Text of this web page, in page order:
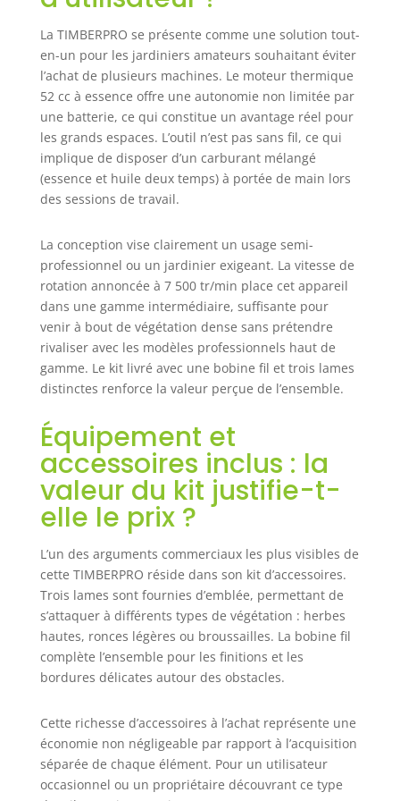
La TIMBERPRO se présente comme une solution tout-
en-un pour les jardiniers amateurs souhaitant éviter
l’achat de plusieurs machines. Le moteur thermique
52 cc à essence offre une autonomie non limitée par
une batterie, ce qui constitue un avantage réel pour
les grands espaces. L’outil n’est pas sans fil, ce qui
implique de disposer d’un carburant mélangé
(essence et huile deux temps) à portée de main lors
des sessions de travail.
La conception vise clairement un usage semi-
professionnel ou un jardinier exigeant. La vitesse de
rotation annoncée à 7 500 tr/min place cet appareil
dans une gamme intermédiaire, suffisante pour
venir à bout de végétation dense sans prétendre
rivaliser avec les modèles professionnels haut de
gamme. Le kit livré avec une bobine fil et trois lames
distinctes renforce la valeur perçue de l’ensemble.
Équipement et
accessoires inclus : la
valeur du kit justifie-t-
elle le prix ?
L’un des arguments commerciaux les plus visibles de
cette TIMBERPRO réside dans son kit d’accessoires.
Trois lames sont fournies d’emblée, permettant de
s’attaquer à différents types de végétation : herbes
hautes, ronces légères ou broussailles. La bobine fil
complète l’ensemble pour les finitions et les
bordures délicates autour des obstacles.
Cette richesse d’accessoires à l’achat représente une
économie non négligeable par rapport à l’acquisition
séparée de chaque élément. Pour un utilisateur
occasionnel ou un propriétaire découvrant ce type